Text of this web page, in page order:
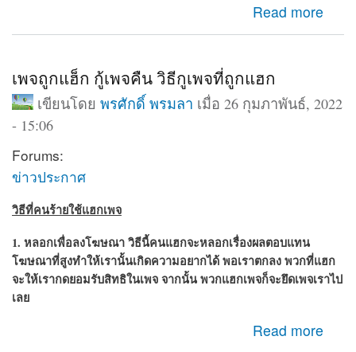
Read more
about ถูกแฮ็กเพจ เพจถูกบุกรุก สามารถกู้คืนได้ 24 ชั่วโมง
เพจถูกแฮ็ก กู้เพจคืน วิธีกูเพจที่ถูกแฮก
เขียนโดย พรศักดิ์ พรมลา เมื่อ 26 กุมภาพันธ์, 2022
- 15:06
Forums:
ข่าวประกาศ
วิธีที่คนร้ายใช้แฮกเพจ
1. หลอกเพื่อลงโฆษณา วิธีนี้คนแฮกจะหลอกเรื่องผลตอบแทน
โฆษณาที่สูงทำให้เรานั้นเกิดความอยากได้ พอเราตกลง พวกที่แฮก
จะให้เรากดยอมรับสิทธิในเพจ จากนั้น พวกแฮกเพจก็จะยึดเพจเราไป
เลย
Read more
about เพจถูกแฮ็ก กู้เพจคืน วิธีกูเพจที่ถูกแฮก